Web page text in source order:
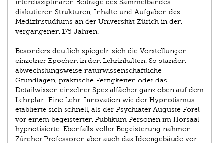
interdisziplinären Beiträge des Sammelbandes
diskutieren Strukturen, Inhalte und Aufgaben des
Medizinstudiums an der Universität Zürich in den
vergangenen 175 Jahren.
Besonders deutlich spiegeln sich die Vorstellungen
einzelner Epochen in den Lehrinhalten. So standen
abwechslungsweise naturwissenschaftliche
Grundlagen, praktische Fertigkeiten oder das
Detailwissen einzelner Spezialfächer ganz oben auf dem
Lehrplan. Eine Lehr-Innovation wie der Hypnotismus
etablierte sich schnell, als der Psychiater Auguste Forel
vor einem begeisterten Publikum Personen im Hörsaal
hypnotisierte. Ebenfalls voller Begeisterung nahmen
Zürcher Professoren aber auch das Ideengebäude von